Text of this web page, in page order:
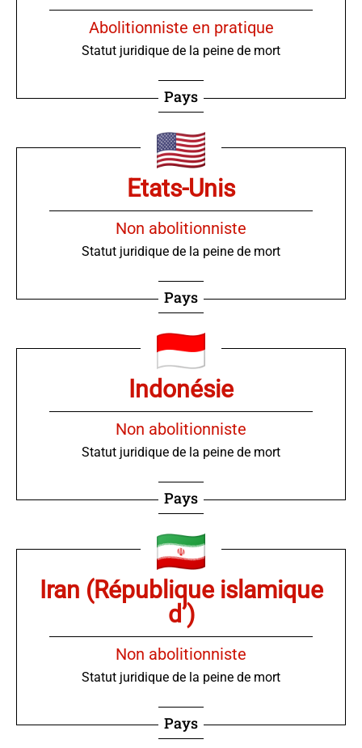
Abolitionniste en pratique
Statut juridique de la peine de mort
Pays
Etats-Unis
Non abolitionniste
Statut juridique de la peine de mort
Pays
Indonésie
Non abolitionniste
Statut juridique de la peine de mort
Pays
Iran (République islamique
d’)
Non abolitionniste
Statut juridique de la peine de mort
Pays